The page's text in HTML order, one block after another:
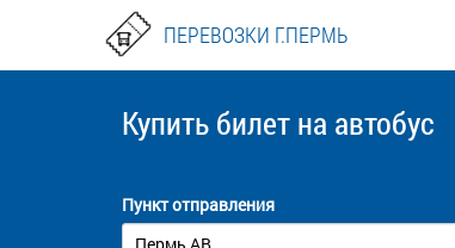
ПЕРЕВОЗКИ Г.ПЕРМЬ
Купить билет на автобус
Пункт отправления